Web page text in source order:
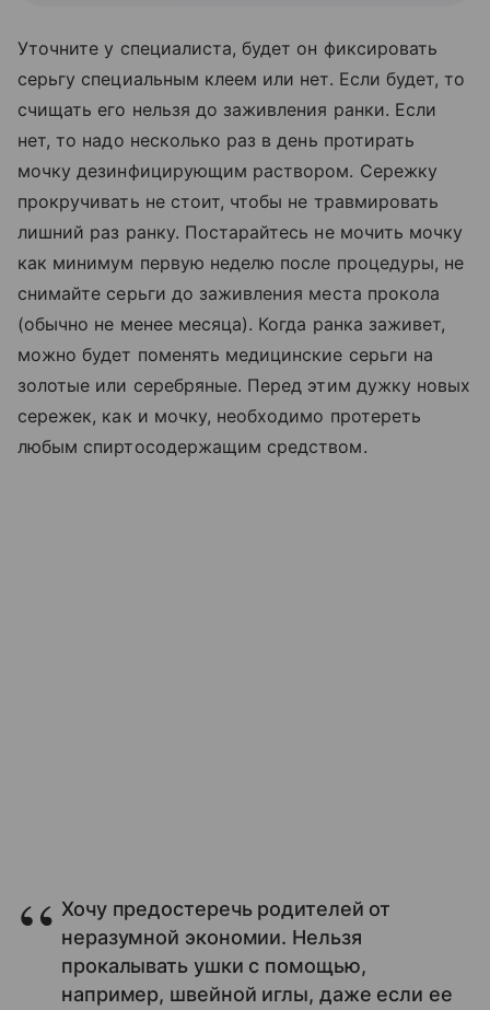
Уточните у специалиста, будет он фиксировать
серьгу специальным клеем или нет. Если будет, то
счищать его нельзя до заживления ранки. Если
нет, то надо несколько раз в день протирать
мочку дезинфицирующим раствором. Сережку
прокручивать не стоит, чтобы не травмировать
лишний раз ранку. Постарайтесь не мочить мочку
как минимум первую неделю после процедуры, не
снимайте серьги до заживления места прокола
(обычно не менее месяца). Когда ранка заживет,
можно будет поменять медицинские серьги на
золотые или серебряные. Перед этим дужку новых
сережек, как и мочку, необходимо протереть
любым спиртосодержащим средством.
Хочу предостеречь родителей от
неразумной экономии. Нельзя
прокалывать ушки с помощью,
например, швейной иглы, даже если ее